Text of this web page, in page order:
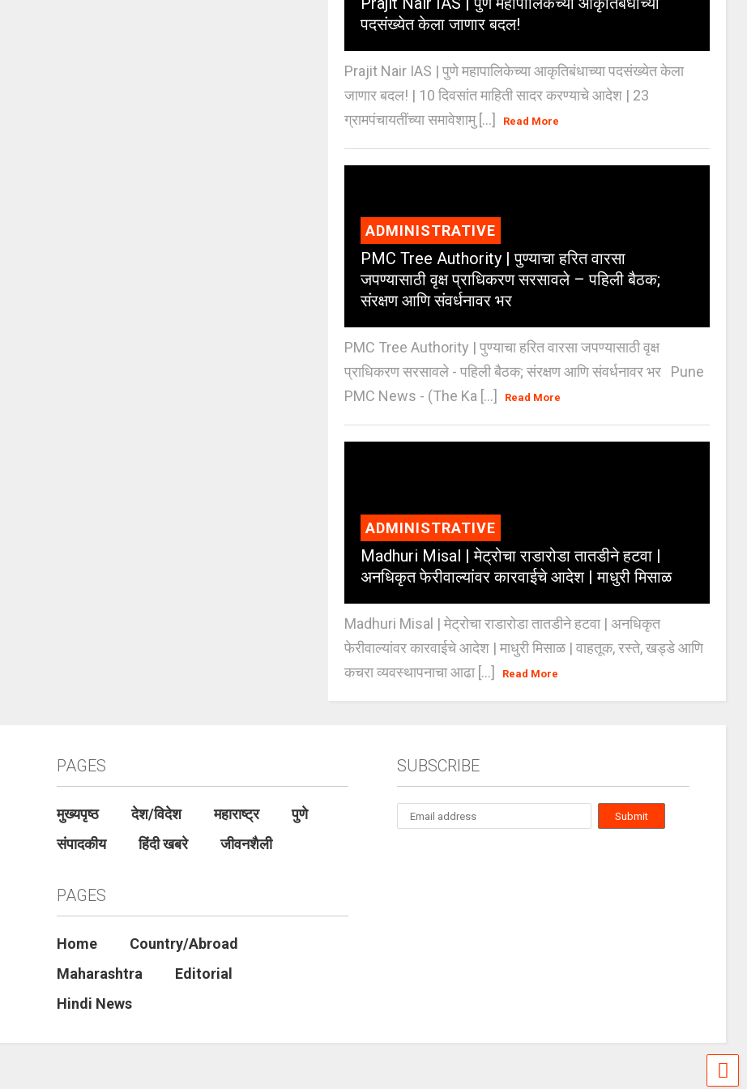
पदसंख्येत केला जाणार बदल!
Prajit Nair IAS | पुणे महापालिकेच्या आकृतिबंधाच्या पदसंख्येत केला
जाणार बदल! | 10 दिवसांत माहिती सादर करण्याचे आदेश | 23
ग्रामपंचायतींच्या समावेशामु [...]
Read More
ADMINISTRATIVE
PMC Tree Authority | पुण्याचा हरित वारसा
जपण्यासाठी वृक्ष प्राधिकरण सरसावले – पहिली बैठक;
संरक्षण आणि संवर्धनावर भर
PMC Tree Authority | पुण्याचा हरित वारसा जपण्यासाठी वृक्ष
प्राधिकरण सरसावले - पहिली बैठक; संरक्षण आणि संवर्धनावर भर Pune
PMC News - (The Ka [...]
Read More
ADMINISTRATIVE
Madhuri Misal | मेट्रोचा राडारोडा तातडीने हटवा |
अनधिकृत फेरीवाल्यांवर कारवाईचे आदेश | माधुरी मिसाळ
Madhuri Misal | मेट्रोचा राडारोडा तातडीने हटवा | अनधिकृत
फेरीवाल्यांवर कारवाईचे आदेश | माधुरी मिसाळ | वाहतूक, रस्ते, खड्डे आणि
कचरा व्यवस्थापनाचा आढा [...]
Read More
PAGES
मुख्यपृष्ठ देश/विदेश महाराष्ट्र
पुणे
संपादकीय
हिंदी खबरे जीवनशैली
PAGES
Home
Country/Abroad
Maharashtra
Editorial
Hindi News
SUBSCRIBE